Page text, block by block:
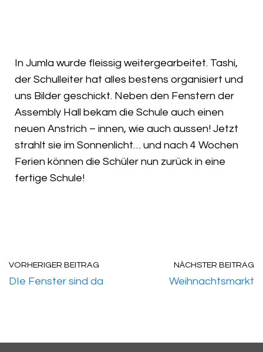
In Jumla wurde fleissig weitergearbeitet. Tashi,
der Schulleiter hat alles bestens organisiert und
uns Bilder geschickt. Neben den Fenstern der
Assembly Hall bekam die Schule auch einen
neuen Anstrich – innen, wie auch aussen! Jetzt
strahlt sie im Sonnenlicht… und nach 4 Wochen
Ferien können die Schüler nun zurück in eine
fertige Schule!
VORHERIGER BEITRAG
DIe Fenster sind da
NÄCHSTER BEITRAG
Weihnachtsmarkt